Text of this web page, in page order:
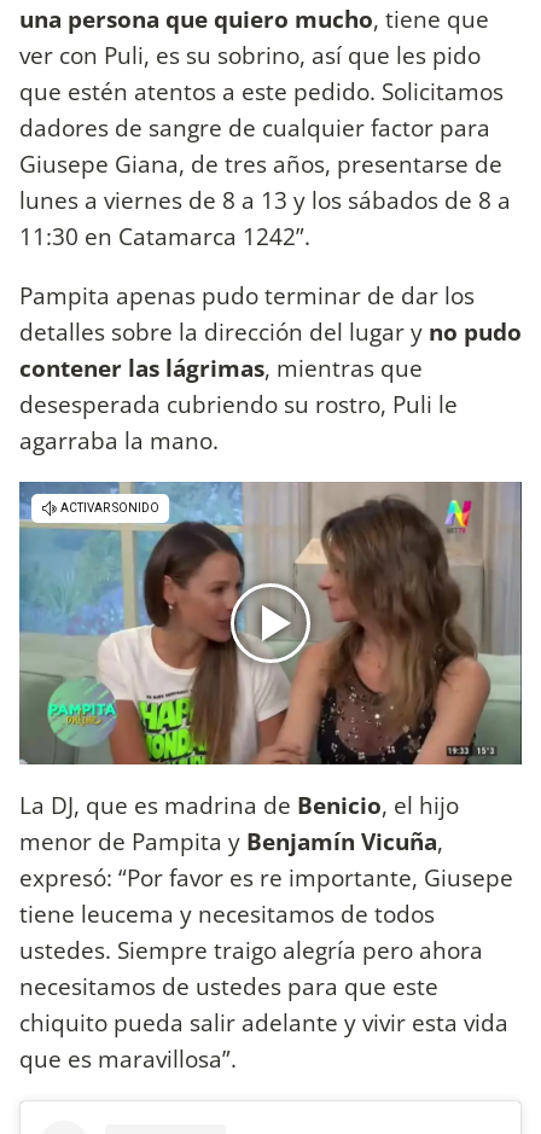
una persona que quiero mucho, tiene que
ver con Puli, es su sobrino, así que les pido
que estén atentos a este pedido. Solicitamos
dadores de sangre de cualquier factor para
Giusepe Giana, de tres años, presentarse de
lunes a viernes de 8 a 13 y los sábados de 8 a
11:30 en Catamarca 1242”.
Pampita apenas pudo terminar de dar los
detalles sobre la dirección del lugar y no pudo
contener las lágrimas, mientras que
desesperada cubriendo su rostro, Puli le
agarraba la mano.
La DJ, que es madrina de Benicio, el hijo
menor de Pampita y Benjamín Vicuña,
expresó: “Por favor es re importante, Giusepe
tiene leucema y necesitamos de todos
ustedes. Siempre traigo alegría pero ahora
necesitamos de ustedes para que este
chiquito pueda salir adelante y vivir esta vida
que es maravillosa”.